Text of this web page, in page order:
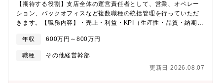
及び、新規先営業訪問【業務詳細】■調理業務全般を指示、統括■
顧客とのやり取り（運営内容について等）■人員配置や業務の指導
■採用業務（面談/面接）■新規顧客の立ち上げ業務 等※10～15園
び込み営業は原則ありません
【期待する役割】支店全体の運営責任者として、営業、オペレー
ション、バックオフィスなど複数職種の統括管理を行っていただ
きます。【職務内容】・売上・利益・KPI（生産性・品質・納期・
善策の実行を推進します。・チームメンバーの育成や組織力強
化、部門間の調整、クライアント・取引先との折衝・関係構築も
担います。・AIや業務効率化ツールを活用し、業務プロセス改善
や生産性向上にも取り組んでいただきます。【募集背景】事業拡
年収 600万円～800万円
職種
その他経営幹部
更新日 2026.08.07